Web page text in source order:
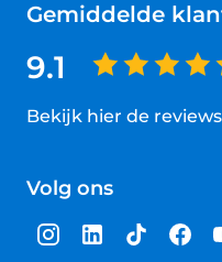
Gemiddelde
9.1
Bekijk hier de reviews
van
sterren
Volg ons